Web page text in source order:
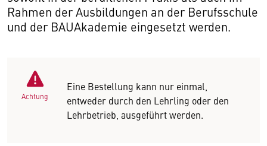
Rahmen der Ausbildungen an der Berufsschule
und der BAUAkademie eingesetzt werden.
Achtung
Eine Bestellung kann nur einmal,
entweder durch den Lehrling oder den
Lehrbetrieb, ausgeführt werden.